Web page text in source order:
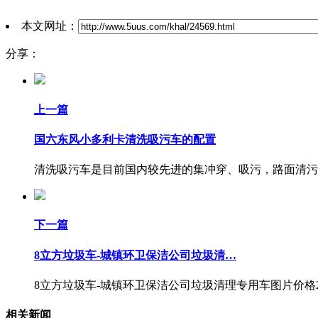
本文网址：
分享：
上一篇
国六东风小多利卡清洗吸污车的配置
清洗吸污车是目前国内较先进的集冲穿、吸污，路面清
下一篇
8立方垃圾车-城镇环卫保洁公司垃圾清…
8立方垃圾车-城镇环卫保洁公司垃圾清理专用车图片价
相关新闻